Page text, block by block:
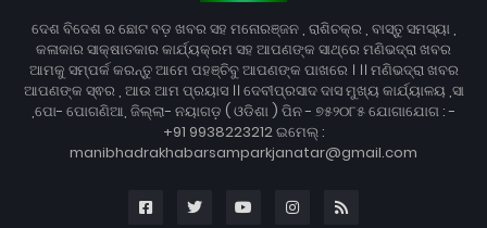
ଦେଶ ବିଦେଶ ର ଛୋଟ ବଡ଼ ଖବର ସହ ମନୋରଞ୍ଜନ , ରାଶିଚକ୍ର , ବାସ୍ତୁ ସମସ୍ୟା ,
କଳାକାର ସାକ୍ଷାତକାର କାର୍ଯ୍ୟକ୍ରମ ସହ ଆପଣଙ୍କ ସାଥ୍‌ରେ ମଣିଭଦ୍ରା ଖବର
ଆମକୁ ସମ୍ପର୍କ କରନ୍ତୁ ଆମେ ପହଞ୍ଚିବୁ ଆପଣଙ୍କ ପାଖରେ । ।। ମଣିଭଦ୍ରା ଖବର
ଆପଣଙ୍କ ସ୍ଵର , ଆଉ ଆମ ପ୍ରୟାସ ।। ଦେବୀପ୍ରସାଦ ଦାସ ମୁଖ୍ୟ କାର୍ଯ୍ୟାଳୟ ,ସା
,ପୋ- ପୋଗଣିଆ, ଜିଲ୍ଲା- ନୟାଗଡ଼ ( ଓଡିଶା ) ପିନ - ୭୫୨୦୮୫ ଯୋଗାଯୋଗ : -
+91 9938223212 ଇମେଲ୍ :
manibhadrakhabarsamparkjanatar@gmail.com